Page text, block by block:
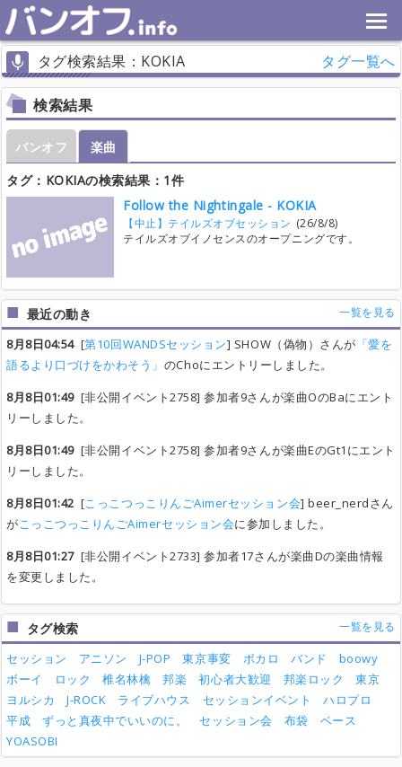
タグ検索結果：KOKIA タグ一覧へ
検索結果
バンオフ
楽曲
タグ：KOKIAの検索結果：1件
Follow the Nightingale - KOKIA
【中止】テイルズオブセッション (26/8/8)
テイルズオブイノセンスのオープニングです。
最近の動き 一覧を見る
8月8日04:54[第10回WANDSセッション] SHOW（偽物）さんが 「愛を
語るより口づけをかわそう」 のChoにエントリーしました。
8月8日01:49[非公開イベント2758] 参加者9さんが楽曲OのBaにエント
リーしました。
8月8日01:49[非公開イベント2758] 参加者9さんが楽曲EのGt1にエント
リーしました。
8月8日01:42 [こっこつっこりんごAimerセッション会] beer_nerdさん
がこっこつっこりんごAimerセッション会に参加しました。
8月8日01:27[非公開イベント2733] 参加者17さんが楽曲Dの楽曲情報
を変更しました。
タグ検索 一覧を見る
セッション アニソン J-POP 東京事変 ボカロ バンド
boowy
ボーイ
ロック 椎名林檎 邦楽 初心者大歓迎 邦楽ロック
東京
ヨルシカ
J-ROCK ライブハウス セッションイベント
ハロプロ
平成
ずっと真夜中でいいのに。 セッション会 布袋
ベース
YOASOBI